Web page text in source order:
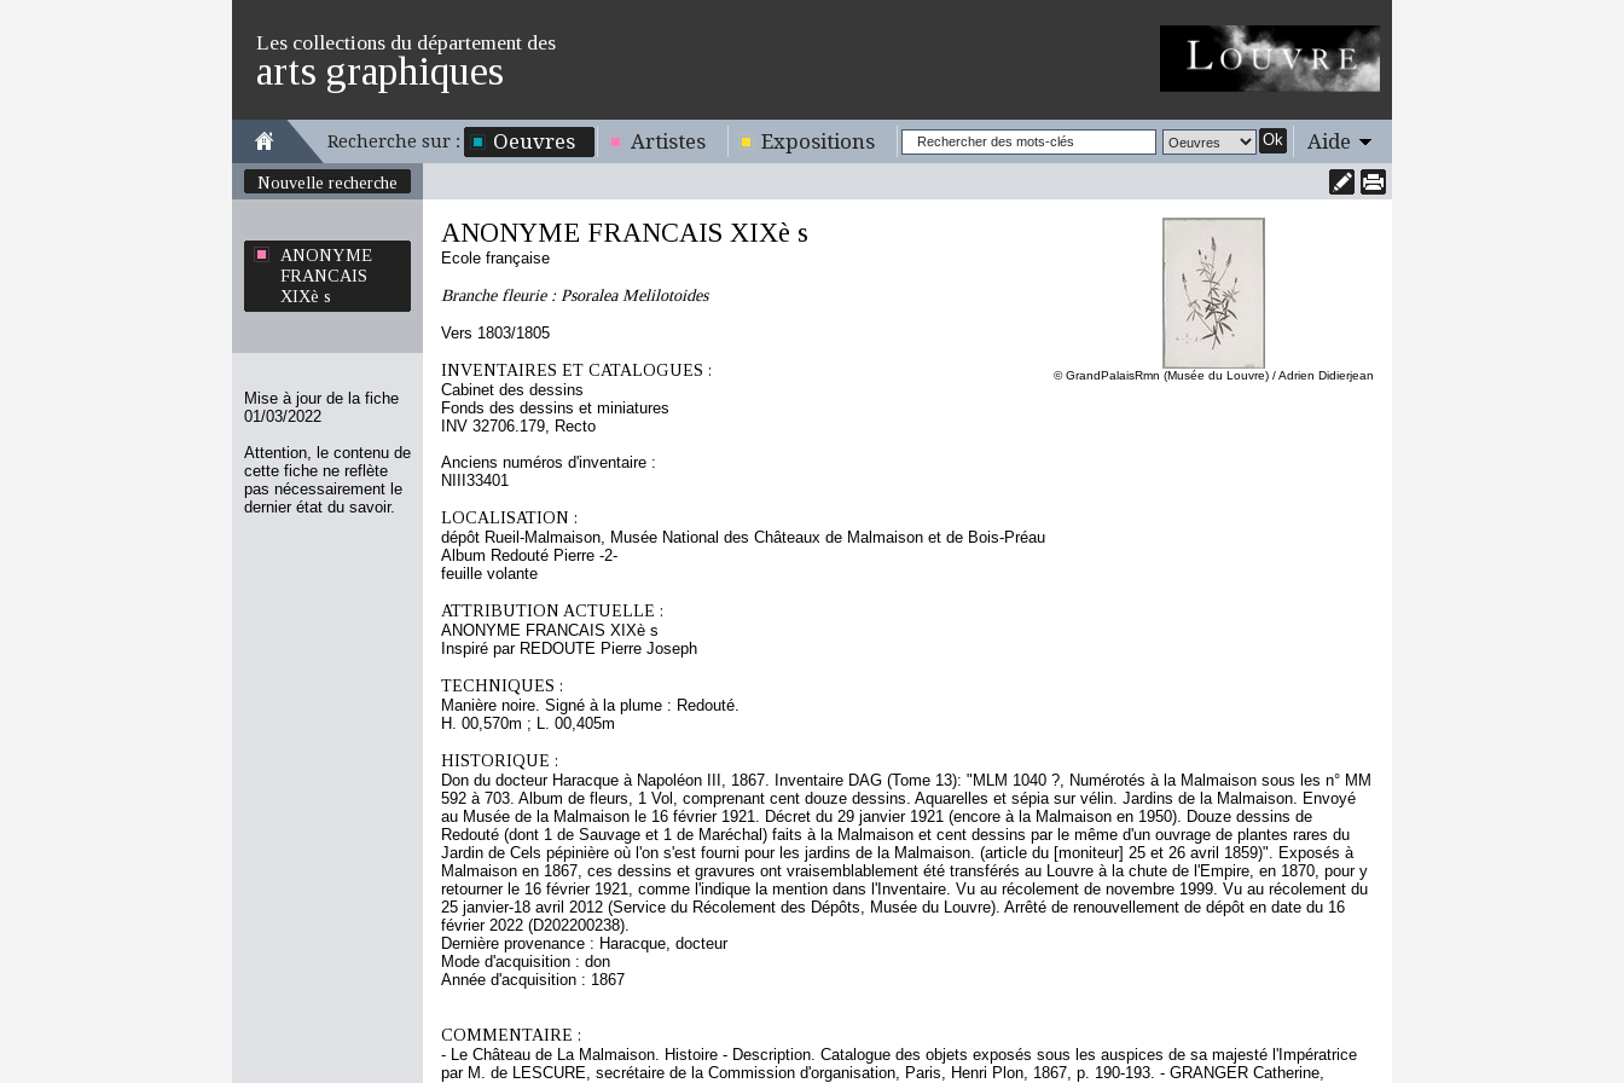
Les collections du département des
arts graphiques
Recherche sur : Oeuvres Artistes Expositions Ok Aide
Nouvelle recherche
ANONYME
FRANCAIS
XIXè s
Mise à jour de la fiche
01/03/2022
Attention, le contenu de
cette fiche ne reflète
pas nécessairement le
dernier état du savoir.
© GrandPalaisRmn (Musée du Louvre) / Adrien Didierjean
ANONYME FRANCAIS XIXè s
Ecole française
Branche fleurie : Psoralea Melilotoides
Vers 1803/1805
INVENTAIRES ET CATALOGUES :
Cabinet des dessins
Fonds des dessins et miniatures
INV 32706.179, Recto
Anciens numéros d'inventaire :
NIII33401
LOCALISATION :
dépôt Rueil-Malmaison, Musée National des Châteaux de Malmaison et de Bois-Préau
Album Redouté Pierre -2-
feuille volante
ATTRIBUTION ACTUELLE :
ANONYME FRANCAIS XIXè s
Inspiré par REDOUTE Pierre Joseph
TECHNIQUES :
Manière noire. Signé à la plume : Redouté.
H. 00,570m ; L. 00,405m
HISTORIQUE :
Don du docteur Haracque à Napoléon III, 1867. Inventaire DAG (Tome 13): "MLM 1040 ?, Numérotés à la Malmaison sous les n° MM
592 à 703. Album de fleurs, 1 Vol, comprenant cent douze dessins. Aquarelles et sépia sur vélin. Jardins de la Malmaison. Envoyé
au Musée de la Malmaison le 16 février 1921. Décret du 29 janvier 1921 (encore à la Malmaison en 1950). Douze dessins de
Redouté (dont 1 de Sauvage et 1 de Maréchal) faits à la Malmaison et cent dessins par le même d'un ouvrage de plantes rares du
Jardin de Cels pépinière où l'on s'est fourni pour les jardins de la Malmaison. (article du [moniteur] 25 et 26 avril 1859)". Exposés à
Malmaison en 1867, ces dessins et gravures ont vraisemblablement été transférés au Louvre à la chute de l'Empire, en 1870, pour y
retourner le 16 février 1921, comme l'indique la mention dans l'Inventaire. Vu au récolement de novembre 1999. Vu au récolement du
25 janvier-18 avril 2012 (Service du Récolement des Dépôts, Musée du Louvre). Arrêté de renouvellement de dépôt en date du 16
février 2022 (D202200238).
Dernière provenance : Haracque, docteur
Mode d'acquisition : don
Année d'acquisition : 1867
COMMENTAIRE :
- Le Château de La Malmaison. Histoire - Description. Catalogue des objets exposés sous les auspices de sa majesté l'Impératrice
par M. de LESCURE, secrétaire de la Commission d'organisation, Paris, Henri Plon, 1867, p. 190-193. - GRANGER Catherine,